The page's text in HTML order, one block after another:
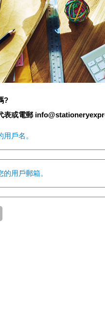
?
表或電郵
戶名。
用戶郵箱。